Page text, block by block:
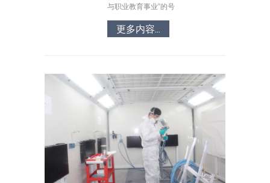
与职业教育事业”的号
更多内容...